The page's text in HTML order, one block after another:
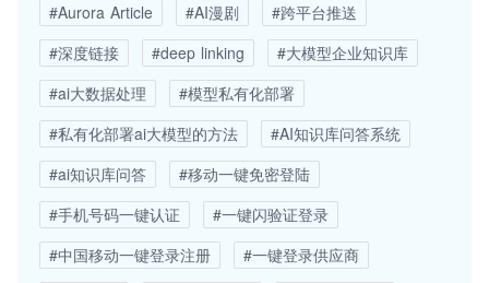
#Aurora Article #AI漫剧
#跨平台推送
#深度链接
#deep linking
#大模型企业知识库
#ai大数据处理
#模型私有化部署
#私有化部署ai大模型的方法
#AI知识库问答系统
#ai知识库问答
#移动一键免密登陆
#手机号码一键认证
#一键闪验证登录
#中国移动一键登录注册
#一键登录供应商